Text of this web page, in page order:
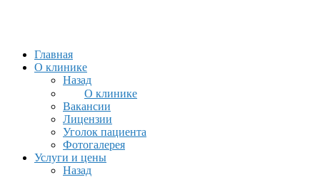
Главная
О клинике
Назад
О клинике
Вакансии
Лицензии
Уголок пациента
Фотогалерея
Услуги и цены
Назад